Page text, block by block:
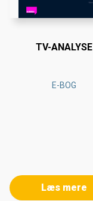
TV-ANALYSE
E-BOG
Læs mere